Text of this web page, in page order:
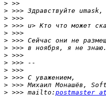
>
>
>
>
>
>
>
>
>
>
>
>
> >>> mailto: postmaster